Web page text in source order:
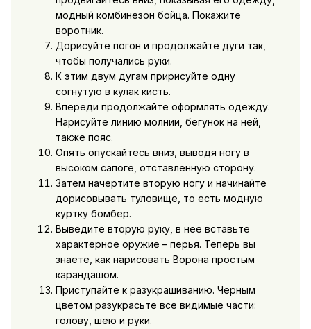
модный комбинезон бойца. Покажите
воротник.
Дорисуйте погон и продолжайте дуги так,
чтобы получались руки.
К этим двум дугам пририсуйте одну
согнутую в кулак кисть.
Впереди продолжайте оформлять одежду.
Нарисуйте линию молнии, бегунок на ней,
также пояс.
Опять опускайтесь вниз, выводя ногу в
высоком сапоге, отставленную сторону.
Затем начертите вторую ногу и начинайте
дорисовывать туловище, то есть модную
куртку бомбер.
Выведите вторую руку, в нее вставьте
характерное оружие – перья. Теперь вы
знаете, как нарисовать Ворона простым
карандашом.
Приступайте к разукрашиванию. Черным
цветом разукрасьте все видимые части:
голову, шею и руки.